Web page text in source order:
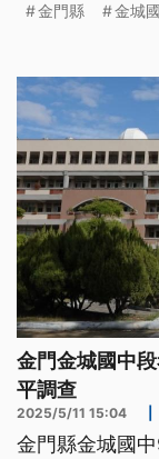
金門縣 金城
金門金城國中
平調查
2025/5/11 15:04
金門縣金城國